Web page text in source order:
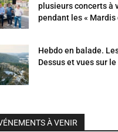
plusieurs concerts à
pendant les « Mardis
Hebdo en balade.
Dessus et vues sur
À VENIR